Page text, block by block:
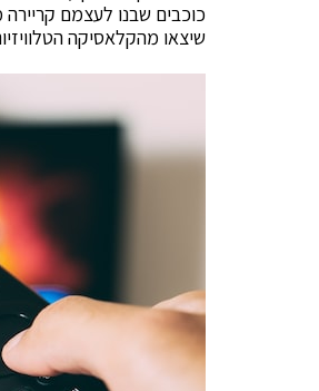
שיצאו מהקלאסיקה